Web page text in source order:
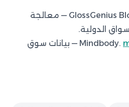
— معالجة
الدولية.
— بيانات سوق